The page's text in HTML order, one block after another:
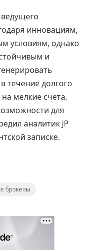
инновациям,
условиям, однако
и
течение долгого
мелкие счета,
для
аналитик JP
записке.
брокеры